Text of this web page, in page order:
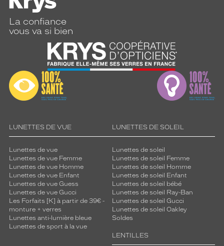
La confiance
vous va si bien
LUNETTES DE VUE
Lunettes de vue
Lunettes de vue Femme
Lunettes de vue Homme
Lunettes de vue Enfant
Lunettes de vue Guess
Lunettes de vue Gucci
Les Forfaits [K] à partir de 39€ -
monture + verres
Lunettes anti-lumière bleue
Lunettes de sport à la vue
LUNETTES DE SOLEIL
Lunettes de soleil
Lunettes de soleil Femme
Lunettes de soleil Homme
Lunettes de soleil Enfant
Lunettes de soleil bébé
Lunettes de soleil Ray-Ban
Lunettes de soleil Gucci
Lunettes de soleil Oakley
Soldes
LENTILLES